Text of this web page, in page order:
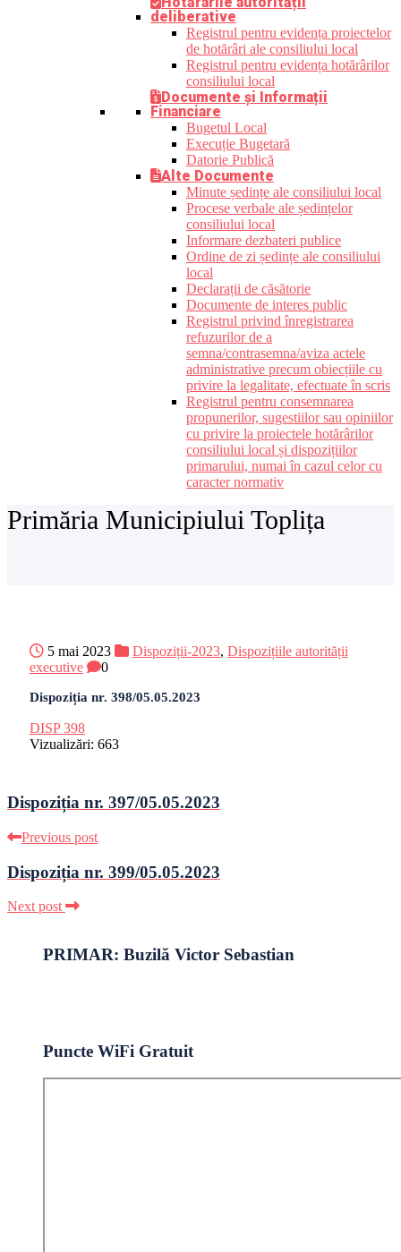
deliberative
Registrul pentru evidența proiectelor
de hotărâri ale consiliului local
Registrul pentru evidența hotărârilor
consiliului local
Documente și Informații
Financiare
Bugetul Local
Execuție Bugetară
Datorie Publică
Alte Documente
Minute ședințe ale consiliului local
Procese verbale ale ședințelor
consiliului local
Informare dezbateri publice
Ordine de zi ședințe ale consiliului
local
Declarații de căsătorie
Documente de interes public
Registrul privind înregistrarea
refuzurilor de a
semna/contrasemna/aviza actele
administrative precum obiecțiile cu
privire la legalitate, efectuate în scris
Registrul pentru consemnarea
propunerilor, sugestiilor sau opiniilor
cu privire la proiectele hotărârilor
consiliului local și dispozițiilor
primarului, numai în cazul celor cu
caracter normativ
Primăria Municipiului Toplița
5 mai 2023 Dispoziții-2023, Dispozițiile autorității
executive
0
Dispoziția nr. 398/05.05.2023
DISP 398
Vizualizări: 663
Dispoziția nr. 397/05.05.2023
Previous post
Dispoziția nr. 399/05.05.2023
Next post
PRIMAR: Buzilă Victor Sebastian
Puncte WiFi Gratuit